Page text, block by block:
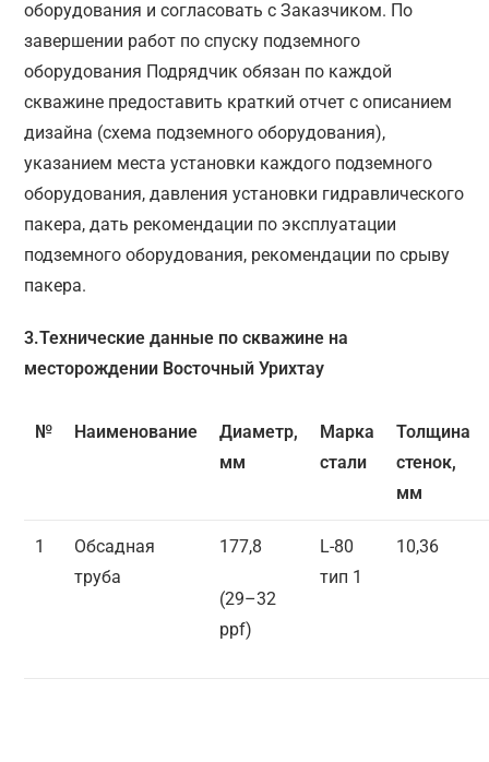
оборудования и согласовать с Заказчиком. По
завершении работ по спуску подземного
оборудования Подрядчик обязан по каждой
скважине предоставить краткий отчет с описанием
дизайна (схема подземного оборудования),
указанием места установки каждого подземного
оборудования, давления установки гидравлического
пакера, дать рекомендации по эксплуатации
подземного оборудования, рекомендации по срыву
пакера.
3.Технические данные по скважине на
месторождении Восточный Урихтау
№ Наименование
Диаметр,
мм
Марка
стали
Толщина
стенок,
мм
1
Обсадная
труба
177,8
(29–32
ppf)
L-80
тип 1
10,36